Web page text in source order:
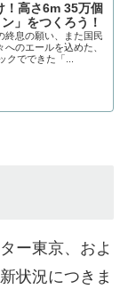
！高さ6m 35万個
」をつくろう！
終息の願い、また国民
のエールを込めた、
クでできた「...
ー東京、およ
状況につきま